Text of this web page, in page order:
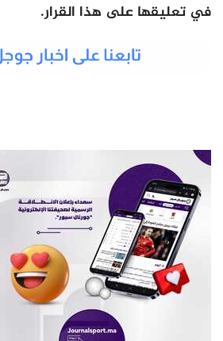
في تعليقها على هذا القرار.